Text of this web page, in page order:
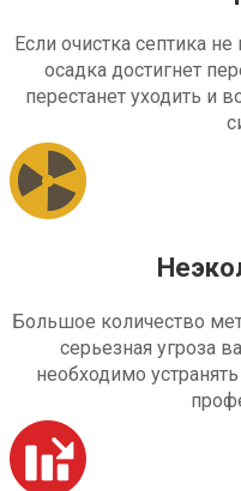
Если очистка септика
осадка достигнет
перестанет уходить и
Большое количество
серьезная угроза
необходимо